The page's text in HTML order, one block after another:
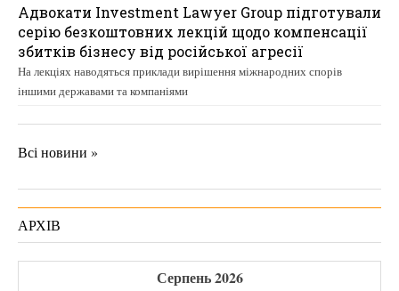
Адвокати Investment Lawyer Group підготували
серію безкоштовних лекцій щодо компенсації
збитків бізнесу від російської агресії
На лекціях наводяться приклади вирішення міжнародних спорів
іншими державами та компаніями
Всі новини »
АРХІВ
Серпень 2026